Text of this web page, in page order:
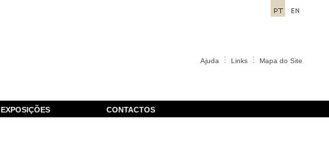
Ajuda Links Mapa do Site
EXPOSIÇÕES CONTACTOS